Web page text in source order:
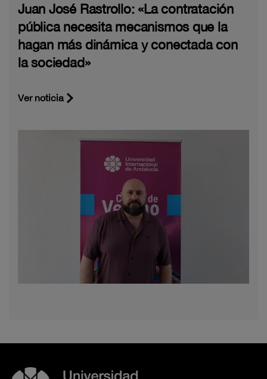
Juan José Rastrollo: «La contratación
pública necesita mecanismos que la
hagan más dinámica y conectada con
la sociedad»
Ver noticia